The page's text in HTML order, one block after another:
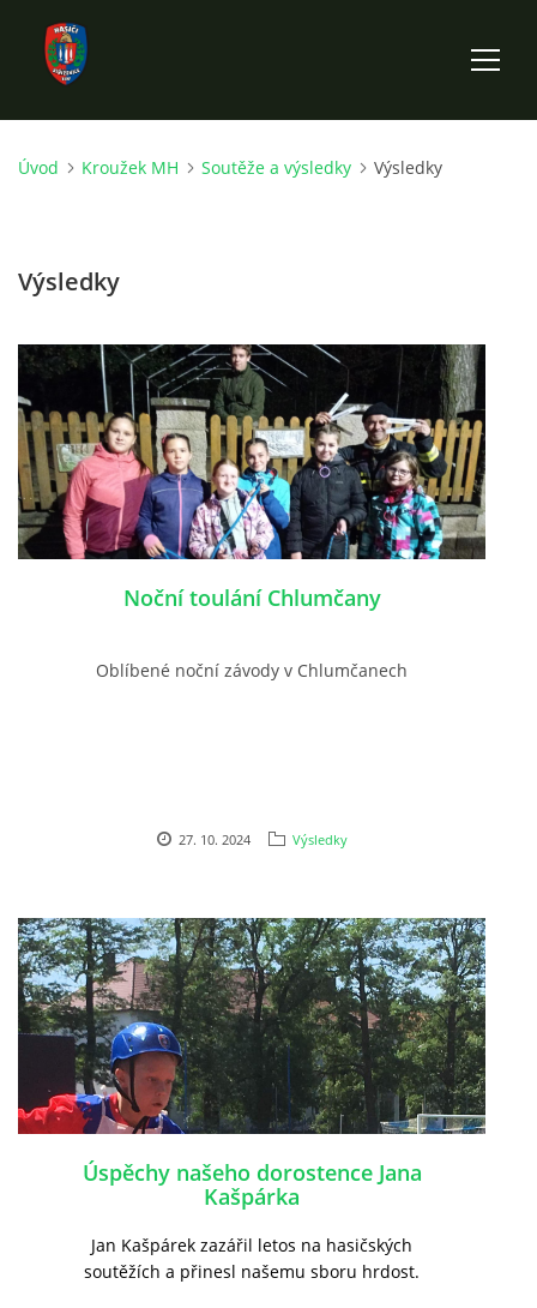
ÚVOD
DOKUMENTY
VÝJEZDOVÁ JEDNOTKA
FOTOGALERIE
PLÁNOVANÉ AKCE
PROBĚHLÉ AKCE
MODLITBA HASIČE
ARCHIV
SH ČMS - SDH STŘÍŽOVICE
Střížovice 157, 332 07
datové schránky: d3twtd3
Úvod Kroužek MH Soutěže a výsledky Výsledky
Výsledky
Noční toulání Chlumčany
Oblíbené noční závody v Chlumčanech
27. 10. 2024 Výsledky
Úspěchy našeho dorostence Jana
Kašpárka
Jan Kašpárek zazářil letos na hasičských
soutěžích a přinesl našemu sboru hrdost.